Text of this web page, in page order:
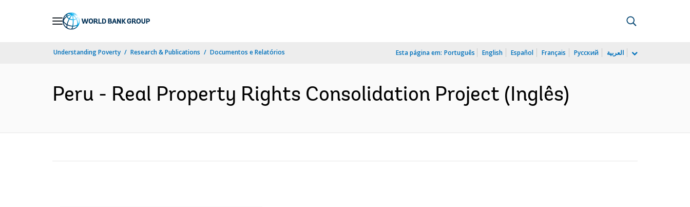
Understanding Poverty Research & Publications Documentos e Relatórios Esta página em: Português English Español Français Русский العربية
Peru - Real Property Rights Consolidation Project (Inglês)